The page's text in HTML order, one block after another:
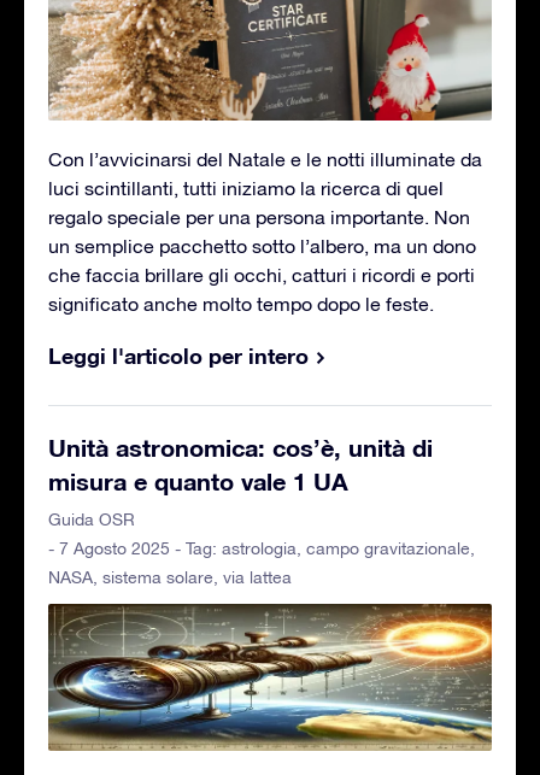
Con l’avvicinarsi del Natale e le notti illuminate da
luci scintillanti, tutti iniziamo la ricerca di quel
regalo speciale per una persona importante. Non
un semplice pacchetto sotto l’albero, ma un dono
che faccia brillare gli occhi, catturi i ricordi e porti
significato anche molto tempo dopo le feste.
Leggi l'articolo per intero
Unità astronomica: cos’è, unità di
misura e quanto vale 1 UA
Guida OSR
- 7 Agosto 2025 - Tag: astrologia, campo gravitazionale,
NASA, sistema solare, via lattea